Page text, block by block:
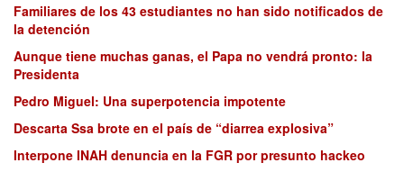
Familiares de los 43 estudiantes no han sido notificados de
la detención
Aunque tiene muchas ganas, el Papa no vendrá pronto: la
Presidenta
Pedro Miguel: Una superpotencia impotente
Descarta Ssa brote en el país de “diarrea explosiva”
Interpone INAH denuncia en la FGR por presunto hackeo